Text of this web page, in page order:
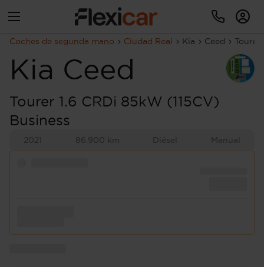
Coches de segunda mano Ciudad Real Kia Ceed Tourer
Kia Ceed
Tourer 1.6 CRDi 85kW (115CV)
Business
2021 86.900 km Diésel Manual